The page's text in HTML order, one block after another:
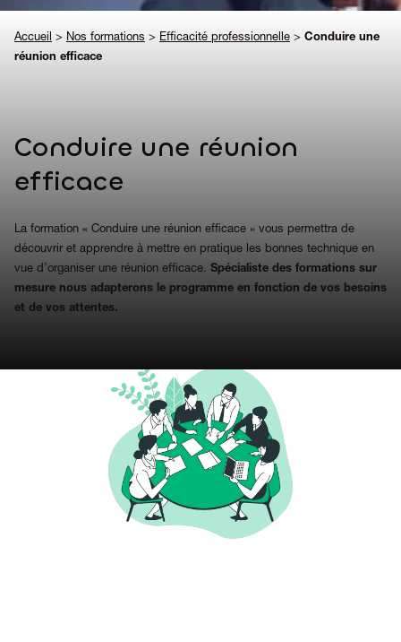
Accueil > Nos formations > Efficacité professionnelle > Conduire une
réunion efficace
Conduire une réunion
efficace
La formation « Conduire une réunion efficace » vous permettra de
découvrir et apprendre à mettre en pratique les bonnes technique en
vue d’organiser une réunion efficace. Spécialiste des formations sur
mesure nous adapterons le programme en fonction de vos besoins
et de vos attentes.